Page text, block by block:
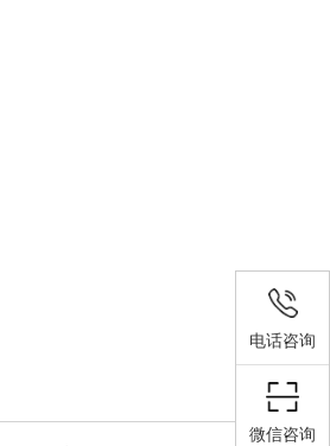
电话咨询
微信咨询